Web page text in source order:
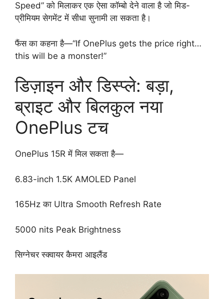
Speed” को मिलाकर एक ऐसा कॉम्बो देने वाला है जो मिड-
प्रीमियम सेगमेंट में सीधा सुनामी ला सकता है।
फैंस का कहना है—“If OnePlus gets the price right…
this will be a monster!”
डिज़ाइन और डिस्प्ले: बड़ा,
ब्राइट और बिलकुल नया
OnePlus टच
OnePlus 15R में मिल सकता है—
6.83-inch 1.5K AMOLED Panel
165Hz का Ultra Smooth Refresh Rate
5000 nits Peak Brightness
सिग्नेचर स्क्वायर कैमरा आइलैंड